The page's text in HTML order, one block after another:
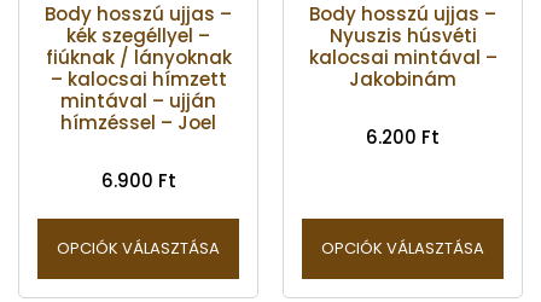
Body hosszú ujjas –
kék szegéllyel –
fiúknak / lányoknak
– kalocsai hímzett
mintával – ujján
hímzéssel – Joel
6.900 Ft
OPCIÓK VÁLASZTÁSA
Body hosszú ujjas –
Nyuszis húsvéti
kalocsai mintával –
Jakobinám
6.200 Ft
OPCIÓK VÁLASZTÁSA